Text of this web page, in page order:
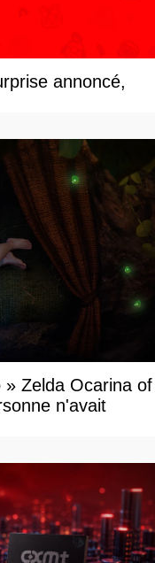
annoncé,
» Zelda Ocarina of
n'avait